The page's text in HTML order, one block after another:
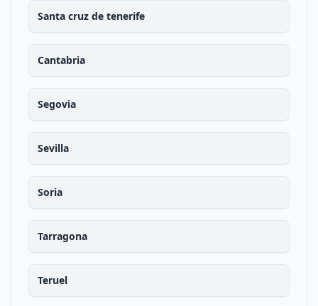
Santa cruz de tenerife
Cantabria
Segovia
Sevilla
Soria
Tarragona
Teruel